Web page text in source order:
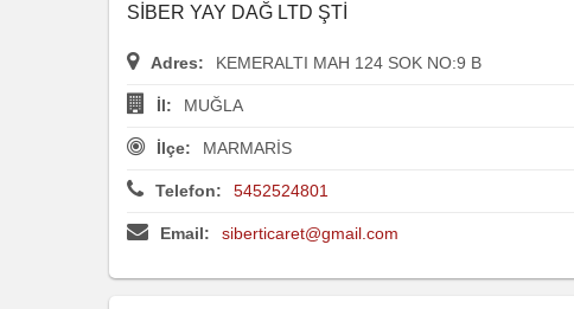
SİBER YAY DAĞ LTD ŞTİ
Adres: KEMERALTI MAH 124 SOK NO:9 B
İl: MUĞLA
İlçe: MARMARİS
Telefon: 5452524801
Email: siberticaret@gmail.com